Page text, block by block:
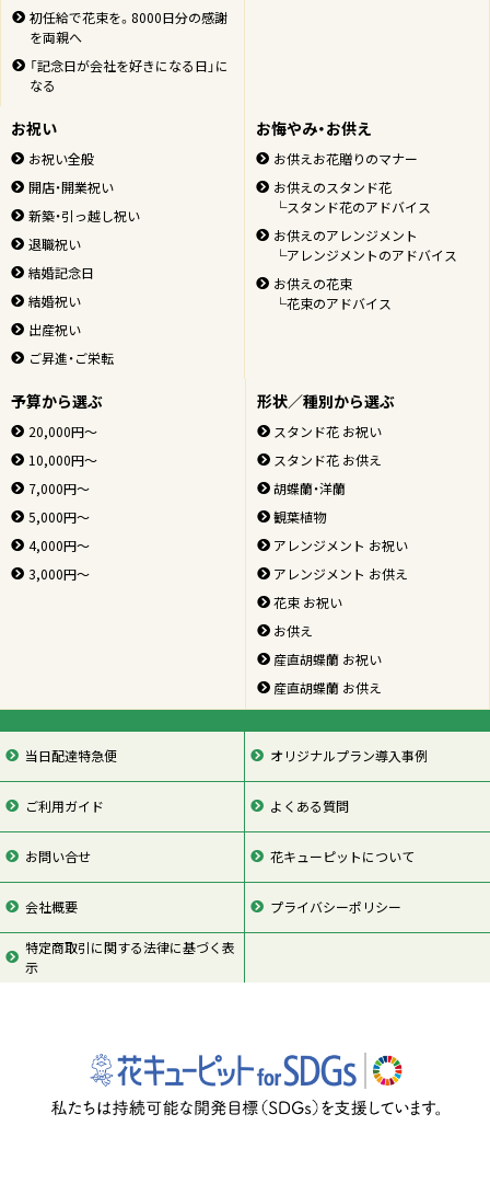
初任給で花束を。8000日分の感謝
を両親へ
「記念日が会社を好きになる日」に
なる
お祝い
お祝い全般
開店・開業祝い
新築・引っ越し祝い
退職祝い
結婚記念日
結婚祝い
出産祝い
ご昇進・ご栄転
お悔やみ・お供え
お供えお花贈りのマナー
お供えのスタンド花
└スタンド花のアドバイス
お供えのアレンジメント
└アレンジメントのアドバイス
お供えの花束
└花束のアドバイス
予算から選ぶ
20,000円～
10,000円～
7,000円～
5,000円～
4,000円～
3,000円～
形状／種別から選ぶ
スタンド花 お祝い
スタンド花 お供え
胡蝶蘭・洋蘭
観葉植物
アレンジメント お祝い
アレンジメント お供え
花束 お祝い
お供え
産直胡蝶蘭 お祝い
産直胡蝶蘭 お供え
当日配達特急便 オリジナルプラン導入事例
ご利用ガイド よくある質問
お問い合せ 花キューピットについて
会社概要 プライバシーポリシー
特定商取引に関する法律に基づく表
示
ページの先頭